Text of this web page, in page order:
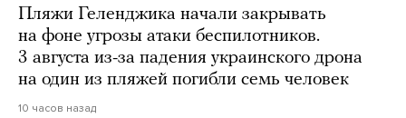
Пляжи Геленджика начали закрывать
на фоне угрозы атаки беспилотников.
3 августа из-за падения украинского дрона
на один из пляжей погибли семь человек
10 часов назад